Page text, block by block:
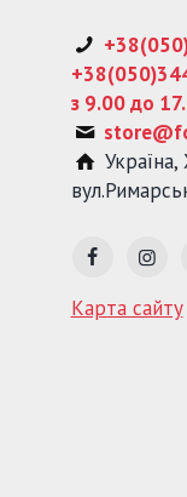
з 9.00 до
Україна,
Карта сайту